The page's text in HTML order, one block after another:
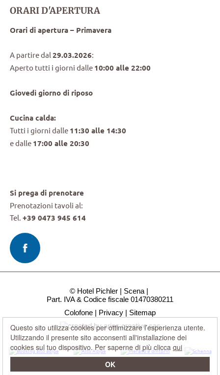
OK
Questo sito utilizza cookies per ottimizzare l’esperienza utente.
Utilizzando il presente sito acconsenti all'installazione dei
cookies sul tuo dispositivo. Per saperne di più clicca qui
ORARI D'APERTURA
Orari di apertura – Primavera
A partire dal 29.03.2026:
Aperto tutti i giorni dalle 10:00 alle 22:00
Giovedì giorno di riposo
Cucina calda:
Tutti i giorni dalle 11:30 alle 14:30
e dalle 17:00 alle 20:30
Si prega di prenotare
Prenotazioni tavoli al:
Tel. +39 0473 945 614
© Hotel Pichler
Scena
Part. IVA & Codice fiscale 01470380211
Colofone
Privacy Sitemap